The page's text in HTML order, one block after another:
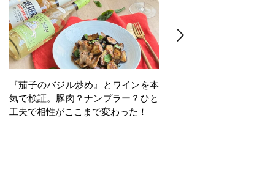
『茄子のバジル炒め』とワインを本
気で検証。豚肉？ナンプラー？ひと
工夫で相性がここまで変わった！